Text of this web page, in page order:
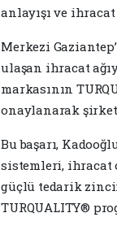
anlayışı ve
Merkezi
ulaşan ihracat
markasının
onaylanarak
Bu başarı,
sistemleri, ihracat
güçlü tedarik
TURQUALITY®